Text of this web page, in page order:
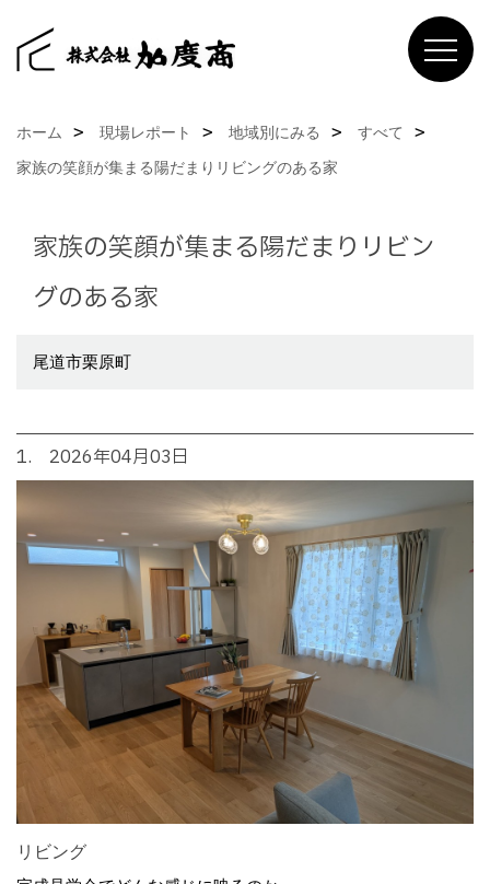
ホーム 現場レポート 地域別にみる
すべて
家族の笑顔が集まる陽だまりリビングのある家
家族の笑顔が集まる陽だまりリビン
グのある家
尾道市栗原町
1. 2026年04月03日
リビング